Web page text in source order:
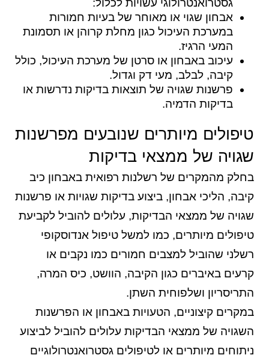
אבחון שגוי או מאוחר של בעיות חמורות
במערכת העיכול כגון מחלת קרוהן או תסמונת
המעי הרגיז.
עיכוב באבחון או סרטן של מערכת העיכול, כולל
קיבה, לבלב, מעי דק וגדול.
פרשנות שגויה של תוצאות בדיקות נדרשות או
בדיקות הדמיה.
טיפולים מיותרים שנובעים מפרשנות
שגויה של ממצאי בדיקות
בחלק מהמקרים של רשלנות רפואית באבחון כיב
קיבה, הליכי אבחון, ביצוע בדיקות שגויות או פרשנות
שגויה של ממצאי הבדיקות, עלולים להוביל לקביעת
טיפולים מיותרים, כמו למשל טיפול אנדוסקופי
רשלני שהוביל למצבים חמורים כמו נקבים או
קרעים באיברים כגון הקיבה, הוושט, כיס המרה,
התריסריון ושלפוחית השתן.
במקרים קיצוניים, הטעויות באבחון או הפרשנות
השגויה של ממצאי הבדיקות עלולים להוביל לביצוע
ניתוחים מיותרים או לטיפולים גסטרואנטרולוגיים